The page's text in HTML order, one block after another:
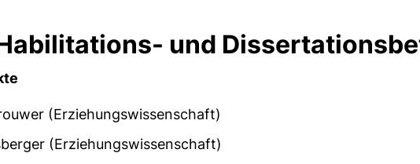
und
(Erziehungswissenschaft)
(Erziehungswissenschaft)